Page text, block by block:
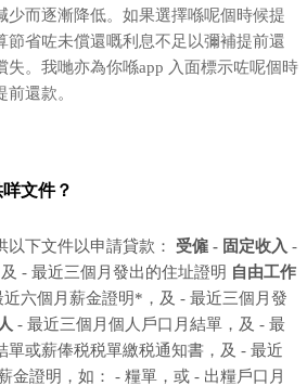
少而逐漸降低。如果選擇喺呢個時候提
節省咗未償還嘅利息不足以彌補提前還
失。我哋亦為你喺app 入面標示咗呢個時
還款。
文件？
以下文件以申請貸款： 受僱 - 固定收入 -
- 最近三個月發出的住址證明 自由工作
近六個月薪金證明*，及 - 最近三個月發
- 最近三個月個人戶口月結單，及 - 最
單或薪俸税税單繳税通知書，及 - 最近
金證明，如： - 糧單，或 - 出糧戶口月